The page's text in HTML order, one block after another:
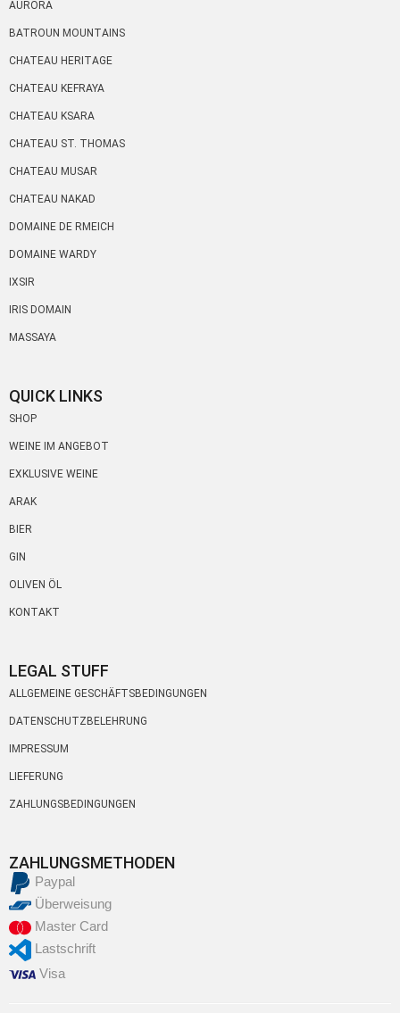
AURORA
BATROUN MOUNTAINS
CHATEAU HERITAGE
CHATEAU KEFRAYA
CHATEAU KSARA
CHATEAU ST. THOMAS
CHATEAU MUSAR
CHATEAU NAKAD
DOMAINE DE RMEICH
DOMAINE WARDY
IXSIR
IRIS DOMAIN
MASSAYA
QUICK LINKS
SHOP
WEINE IM ANGEBOT
EXKLUSIVE WEINE
ARAK
BIER
GIN
OLIVEN ÖL
KONTAKT
LEGAL STUFF
ALLGEMEINE GESCHÄFTSBEDINGUNGEN
DATENSCHUTZBELEHRUNG
IMPRESSUM
LIEFERUNG
ZAHLUNGSBEDINGUNGEN
ZAHLUNGSMETHODEN
Paypal
Überweisung
Master Card
Lastschrift
Visa